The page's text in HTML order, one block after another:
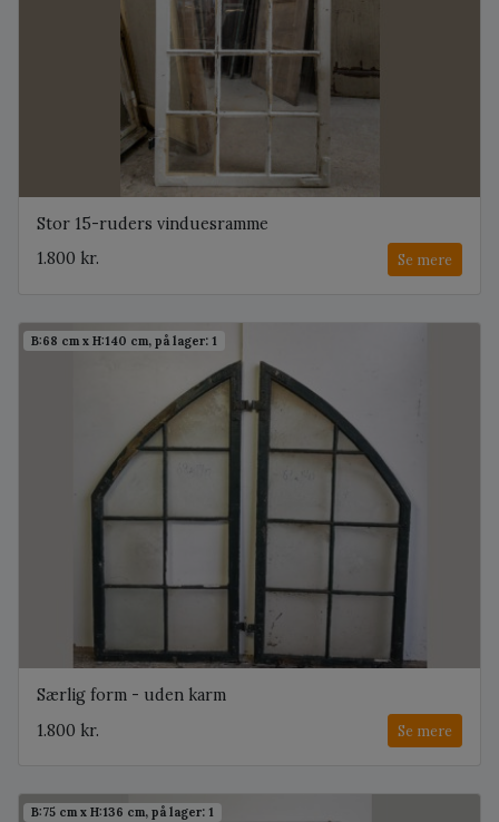
Stor 15-ruders vinduesramme
1.800 kr.
Se mere
B:68 cm x H:140 cm, på lager: 1
Særlig form - uden karm
1.800 kr.
Se mere
B:75 cm x H:136 cm, på lager: 1